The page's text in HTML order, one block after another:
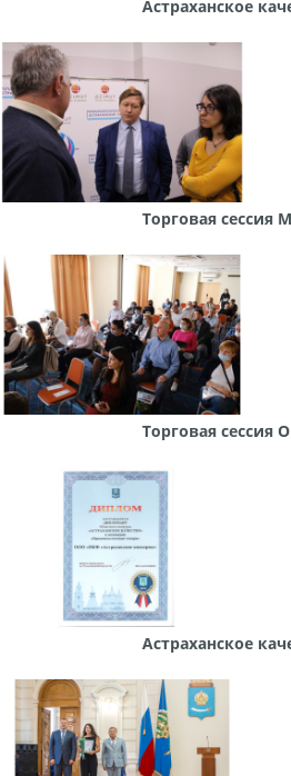
Астраханское
Торговая сессия
Торговая сессия
Астраханское